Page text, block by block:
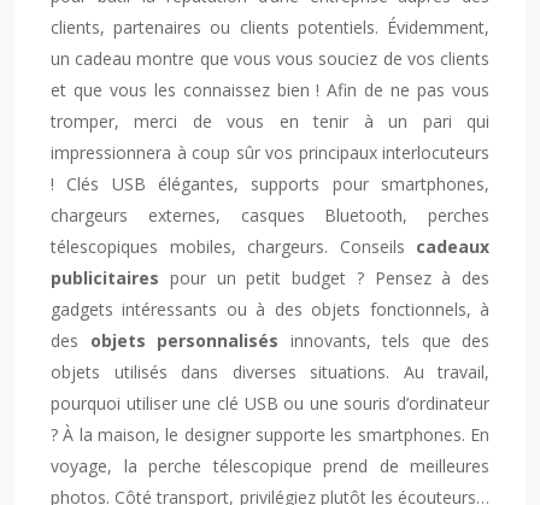
clients, partenaires ou clients potentiels. Évidemment,
un cadeau montre que vous vous souciez de vos clients
et que vous les connaissez bien ! Afin de ne pas vous
tromper, merci de vous en tenir à un pari qui
impressionnera à coup sûr vos principaux interlocuteurs
! Clés USB élégantes, supports pour smartphones,
chargeurs externes, casques Bluetooth, perches
télescopiques mobiles, chargeurs. Conseils cadeaux
publicitaires pour un petit budget ? Pensez à des
gadgets intéressants ou à des objets fonctionnels, à
des objets personnalisés innovants, tels que des
objets utilisés dans diverses situations. Au travail,
pourquoi utiliser une clé USB ou une souris d’ordinateur
? À la maison, le designer supporte les smartphones. En
voyage, la perche télescopique prend de meilleures
photos. Côté transport, privilégiez plutôt les écouteurs…